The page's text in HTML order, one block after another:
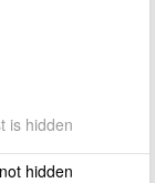
is hidden
hidden